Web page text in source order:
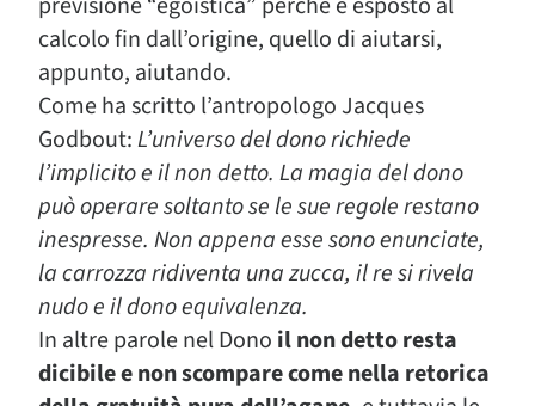
calcolo fin dall’origine, quello di aiutarsi,
appunto, aiutando.
Come ha scritto l’antropologo Jacques
Godbout:L’universo del dono richiede
l’implicito e il non detto. La magia del dono
può operare soltanto se le sue regole restano
inespresse. Non appena esse sono enunciate,
la carrozza ridiventa una zucca, il re si rivela
nudo e il dono equivalenza.
In altre parole nel Dono il non detto resta
dicibile e non scompare come nella retorica